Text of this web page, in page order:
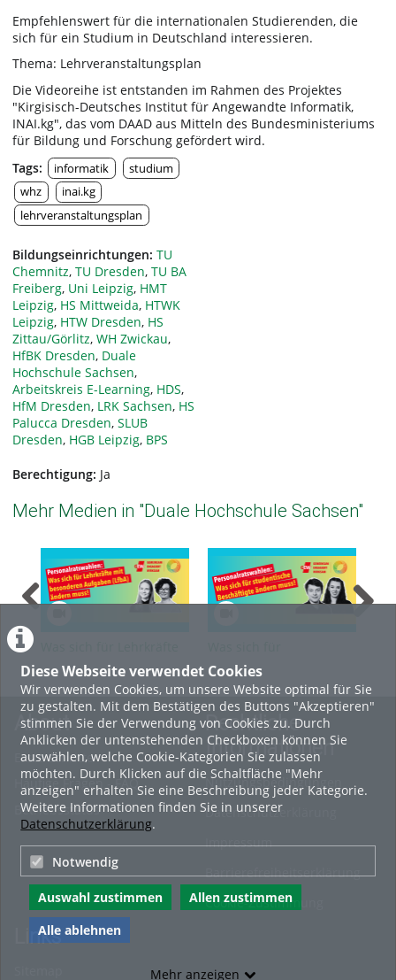
Diese Webseite verwendet Cookies
Wir verwenden Cookies, um unsere Website optimal für Sie
zu gestalten. Mit dem Bestätigen des Buttons "Akzeptieren"
stimmen Sie der Verwendung von Cookies zu. Durch
Anklicken der untenstehenden Checkboxen können Sie
auswählen, welche Cookie-Kategorien Sie zulassen
möchten. Durch Klicken auf die Schaltfläche "Mehr
anzeigen" erhalten Sie eine Beschreibung jeder Kategorie.
Weitere Informationen finden Sie in unserer
Datenschutzerklärung.
Notwendig
Auswahl zustimmen
Allen zustimmen
Alle ablehnen
Mehr anzeigen
Empfehlenswert für die internationalen Studierenden, die
sich für ein Studium in Deutschland interessieren.
Thema: Lehrveranstaltungsplan
Die Videoreihe ist entstanden im Rahmen des Projektes
"Kirgisisch-Deutsches Institut für Angewandte Informatik,
INAI.kg", das vom DAAD aus Mitteln des Bundesministeriums
für Bildung und Forschung gefördert wird.
Tags:
informatik
studium
whz
inai.kg
lehrveranstaltungsplan
Bildungseinrichtungen: TU
Chemnitz, TU Dresden, TU BA
Freiberg, Uni Leipzig, HMT
Leipzig, HS Mittweida, HTWK
Leipzig, HTW Dresden, HS
Zittau/Görlitz, WH Zwickau,
HfBK Dresden, Duale
Hochschule Sachsen,
Arbeitskreis E-Learning, HDS,
HfM Dresden, LRK Sachsen, HS
Palucca Dresden, SLUB
Dresden, HGB Leipzig, BPS
Berechtigung: Ja
Mehr Medien in "Duale Hochschule Sachsen"
für besondere Aufgaben
(LfbA) ändern muss
studentische
Beschäftigte ändern
muss
About
Erste Schritte
Häufige Fragen - FAQ
Betriebsstatus
Rechtliche
Informationen
Nutzungsbedingungen
Datenschutzerklärung
Impressum
Barrierefreiheitserklärung
Cookie-Zustimmung
Links